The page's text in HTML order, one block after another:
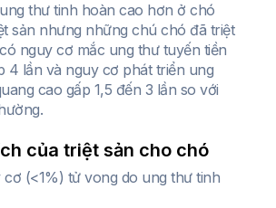
thư tinh hoàn cao hơn ở chó
sản nhưng những chú chó đã triệt
nguy cơ mắc ung thư tuyến tiền
4 lần và nguy cơ phát triển ung
cao gấp 1,5 đến 3 lần so với
của triệt sản cho chó
cơ (<1%) tử vong do ung thư tinh